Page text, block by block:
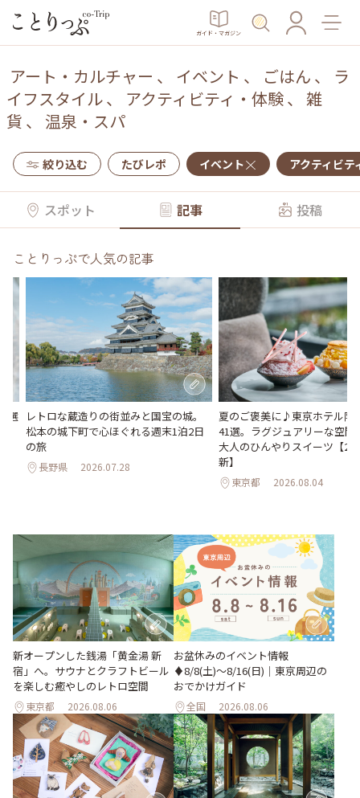
ガイド・マガジン
アート・カルチャー 、 イベント 、 ごはん 、 ラ
イフスタイル、 アクティビティ・体験、 雑
貨 、 温泉・スパ
絞り込む たびレポ イベント アクティビテ
スポット 記事 投稿
ことりっぷで人気の記事
選
レトロな蔵造りの街並みと国宝の城。
松本の城下町で心ほぐれる週末1泊2日
の旅
長野県 2026.07.28
夏のご褒美に♪東京ホテル限
41選。ラグジュアリーな空間
大人のひんやりスイーツ【
新】
東京都 2026.08.04
新オープンした銭湯「黄金湯 新
宿」へ。サウナとクラフトビール
を楽しむ癒やしのレトロ空間
東京都 2026.08.06
お盆休みのイベント情報
♦︎8/8(土)〜8/16(日)｜東京周辺の
おでかけガイド
全国 2026.08.06